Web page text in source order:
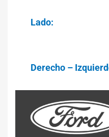
Lado:
Derecho –